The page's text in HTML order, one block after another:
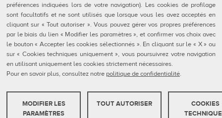
préférences indiquées lors de votre navigation). Les cookies de profilage
sont facultatifs et ne sont utilisés que lorsque vous les avez acceptés en
cliquant sur « Tout autoriser ». Vous pouvez gérer vos propres préférences
par le biais du lien « Modifier les paramètres », et confirmer vos choix avec
le bouton « Accepter les cookies sélectionnés ». En cliquant sur le « X » ou
sur « Cookies techniques uniquement », vous poursuivrez votre navigation
en utilisant uniquement les cookies strictement nécessaires.
Pour en savoir plus, consultez notre politique de confidentialité.
COOKIES TECHNIQUES
COOKIES
TOUT AUTORISER
MODIFIER LES
PARAMÈTRES
Contacts
Formulaires FDS
Politique de confidentialité
Politique en matière de cookies
Configuration des cookies
Rapports De Dénonciation
QubicaAMF Europe spa - Via della Croce Coperta, 15 40128 Bologna, Italy - VAT